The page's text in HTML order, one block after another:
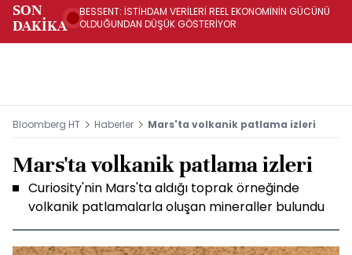
SON
DAKİKA
BESSENT: İSTİHDAM VERİLERİ REEL EKONOMİNİN GÜCÜNÜ
OLDUĞUNDAN DÜŞÜK GÖSTERİYOR
Bloomberg HT Haberler Mars'ta volkanik patlama izleri
Mars'ta volkanik patlama izleri
Curiosity'nin Mars'ta aldığı toprak örneğinde
volkanik patlamalarla oluşan mineraller bulundu